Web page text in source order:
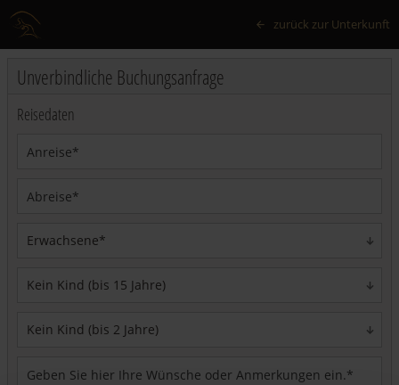
zurück zur Unterkunft
Unverbindliche Buchungsanfrage
Reisedaten